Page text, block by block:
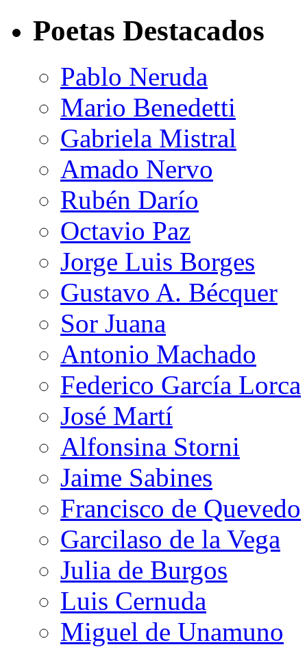
Poetas Destacados
Pablo Neruda
Mario Benedetti
Gabriela Mistral
Amado Nervo
Rubén Darío
Octavio Paz
Jorge Luis Borges
Gustavo A. Bécquer
Sor Juana
Antonio Machado
Federico García Lorca
José Martí
Alfonsina Storni
Jaime Sabines
Francisco de Quevedo
Garcilaso de la Vega
Julia de Burgos
Luis Cernuda
Miguel de Unamuno